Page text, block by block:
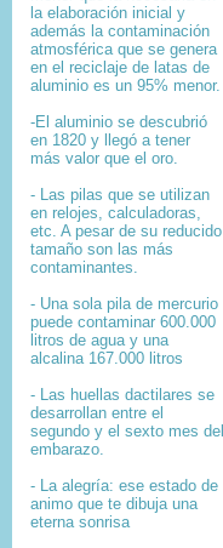
la elaboración inicial y
además la contaminación
atmosférica que se genera
en el reciclaje de latas de
aluminio es un 95% menor.
-El aluminio se descubrió
en 1820 y llegó a tener
más valor que el oro.
- Las pilas que se utilizan
en relojes, calculadoras,
etc. A pesar de su reducido
tamaño son las más
contaminantes.
- Una sola pila de mercurio
puede contaminar 600.000
litros de agua y una
alcalina 167.000 litros
- Las huellas dactilares se
desarrollan entre el
segundo y el sexto mes del
embarazo.
- La alegría: ese estado de
animo que te dibuja una
eterna sonrisa